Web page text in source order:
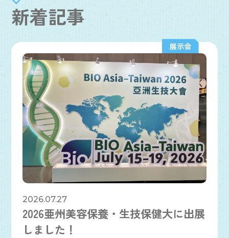
新着記事
2026.07.27
2026亜州美容保養・生技保健大に出展
しました！
展示会